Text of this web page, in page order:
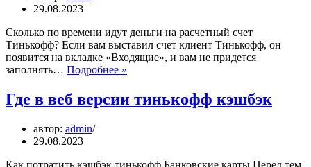
29.08.2023
Сколько по времени идут деньги на расчетный счет
Тинькофф? Если вам выставил счет клиент Тинькофф, он
появится на вкладке «Входящие», и вам не придется
заполнять… Подробнее »
времени
Где в веб версии тинькофф кэшбэк
автор: admin
29.08.2023
Как потратить кэшбэк тинькофф Банковские карты Перед тем